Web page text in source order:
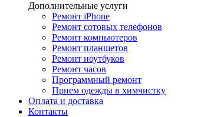
Дополнительные услуги
Ремонт iPhone
Ремонт сотовых телефонов
Ремонт компьютеров
Ремонт планшетов
Ремонт ноутбуков
Ремонт часов
Программный ремонт
Прием одежды в химчистку
Оплата и доставка
Контакты